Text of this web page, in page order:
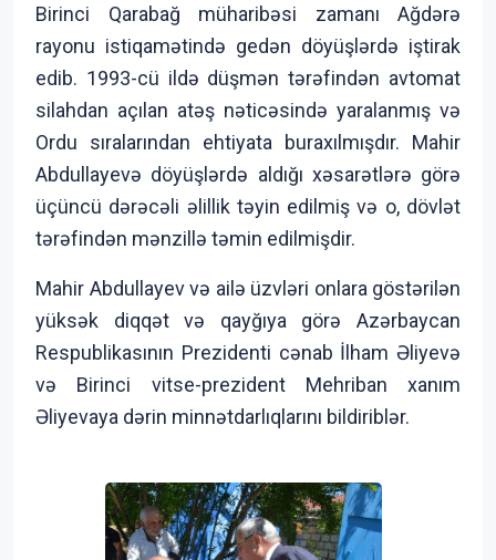
Birinci Qarabağ müharibəsi zamanı Ağdərə
rayonu istiqamətində gedən döyüşlərdə iştirak
edib. 1993-cü ildə düşmən tərəfindən avtomat
silahdan açılan atəş nəticəsində yaralanmış və
Ordu sıralarından ehtiyata buraxılmışdır. Mahir
Abdullayevə döyüşlərdə aldığı xəsarətlərə görə
üçüncü dərəcəli əlillik təyin edilmiş və o, dövlət
tərəfindən mənzillə təmin edilmişdir.
Mahir Abdullayev və ailə üzvləri onlara göstərilən
yüksək diqqət və qayğıya görə Azərbaycan
Respublikasının Prezidenti cənab İlham Əliyevə
və Birinci vitse-prezident Mehriban xanım
Əliyevaya dərin minnətdarlıqlarını bildiriblər.